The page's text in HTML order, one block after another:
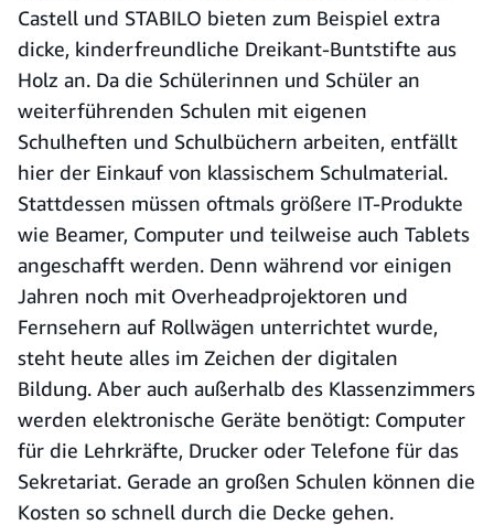
Castell und STABILO bieten zum Beispiel extra
dicke, kinderfreundliche Dreikant-Buntstifte aus
Holz an. Da die Schülerinnen und Schüler an
weiterführenden Schulen mit eigenen
Schulheften und Schulbüchern arbeiten, entfällt
hier der Einkauf von klassischem Schulmaterial.
Stattdessen müssen oftmals größere IT-Produkte
wie Beamer, Computer und teilweise auch Tablets
angeschafft werden. Denn während vor einigen
Jahren noch mit Overheadprojektoren und
Fernsehern auf Rollwägen unterrichtet wurde,
steht heute alles im Zeichen der digitalen
Bildung. Aber auch außerhalb des Klassenzimmers
werden elektronische Geräte benötigt: Computer
für die Lehrkräfte, Drucker oder Telefone für das
Sekretariat. Gerade an großen Schulen können die
Kosten so schnell durch die Decke gehen.